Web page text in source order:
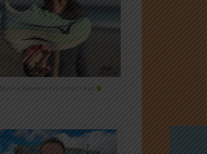
Mizuno Rebellion Pro 3 chez i-Run